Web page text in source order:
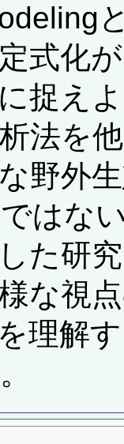
式化
捉え
法を
野外
はな
た研
な視
理解